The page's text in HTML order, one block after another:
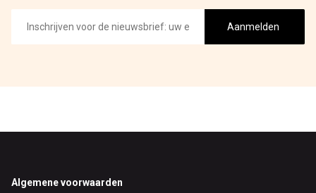
mailadres
Aanmelden
Footer
Algemene voorwaarden